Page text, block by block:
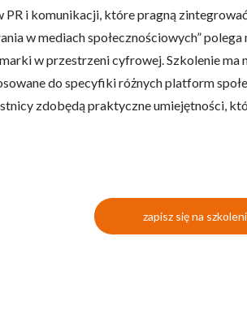
PR i komunikacji, które pragną
w mediach społecznościowych”
w przestrzeni cyfrowej. Szkolenie
do specyfiki różnych platform
zdobędą praktyczne umiejętności,
zapisz się na